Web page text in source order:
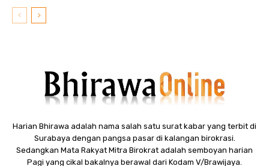
Harian Bhirawa adalah nama salah satu surat kabar yang terbit di
Surabaya dengan pangsa pasar di kalangan birokrasi.
Sedangkan Mata Rakyat Mitra Birokrat adalah semboyan harian
Pagi yang cikal bakalnya berawal dari Kodam V/Brawijaya.